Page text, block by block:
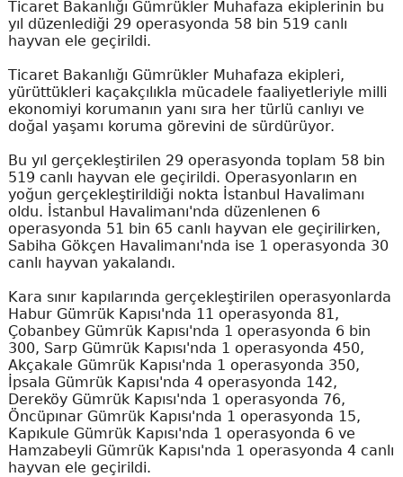
Ticaret Bakanlığı Gümrükler Muhafaza ekiplerinin bu
yıl düzenlediği 29 operasyonda 58 bin 519 canlı
hayvan ele geçirildi.
Ticaret Bakanlığı Gümrükler Muhafaza ekipleri,
yürüttükleri kaçakçılıkla mücadele faaliyetleriyle milli
ekonomiyi korumanın yanı sıra her türlü canlıyı ve
doğal yaşamı koruma görevini de sürdürüyor.
Bu yıl gerçekleştirilen 29 operasyonda toplam 58 bin
519 canlı hayvan ele geçirildi. Operasyonların en
yoğun gerçekleştirildiği nokta İstanbul Havalimanı
oldu. İstanbul Havalimanı'nda düzenlenen 6
operasyonda 51 bin 65 canlı hayvan ele geçirilirken,
Sabiha Gökçen Havalimanı'nda ise 1 operasyonda 30
canlı hayvan yakalandı.
Kara sınır kapılarında gerçekleştirilen operasyonlarda
Habur Gümrük Kapısı'nda 11 operasyonda 81,
Çobanbey Gümrük Kapısı'nda 1 operasyonda 6 bin
300, Sarp Gümrük Kapısı'nda 1 operasyonda 450,
Akçakale Gümrük Kapısı'nda 1 operasyonda 350,
İpsala Gümrük Kapısı'nda 4 operasyonda 142,
Dereköy Gümrük Kapısı'nda 1 operasyonda 76,
Öncüpınar Gümrük Kapısı'nda 1 operasyonda 15,
Kapıkule Gümrük Kapısı'nda 1 operasyonda 6 ve
Hamzabeyli Gümrük Kapısı'nda 1 operasyonda 4 canlı
hayvan ele geçirildi.